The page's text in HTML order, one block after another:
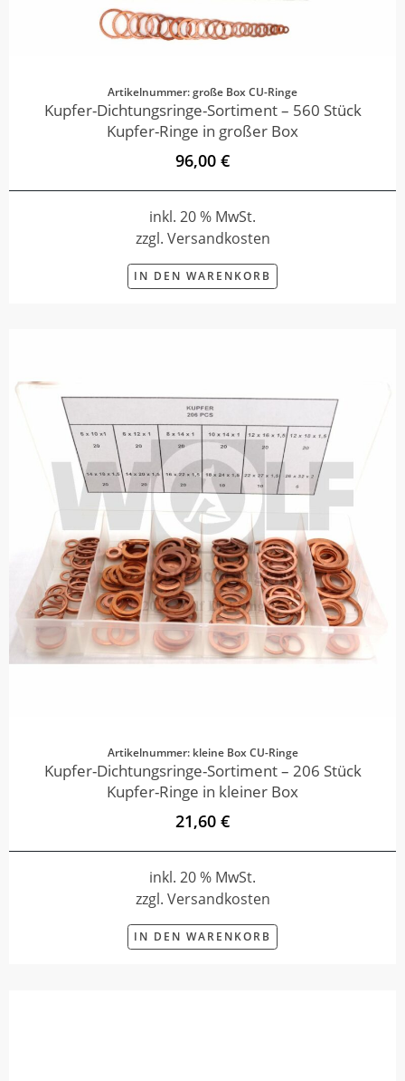
Artikelnummer: große Box CU-Ringe
Kupfer-Dichtungsringe-Sortiment – 560 Stück
Kupfer-Ringe in großer Box
96,00 €
inkl. 20 % MwSt.
zzgl. Versandkosten
IN DEN WARENKORB
Artikelnummer: kleine Box CU-Ringe
Kupfer-Dichtungsringe-Sortiment – 206 Stück
Kupfer-Ringe in kleiner Box
21,60 €
inkl. 20 % MwSt.
zzgl. Versandkosten
IN DEN WARENKORB